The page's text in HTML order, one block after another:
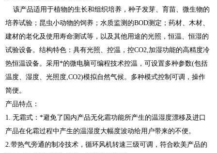
该产品适用于植物的生长和组织培养，种子发芽、育苗、微生物的
培养试验；昆虫小动物的饲养；水质监测的BOD测定；药材、木材、
建材的老化及使用寿命测试等，以及其他用途的光照，恒温、恒湿的
试验设备。结构特色：具有光照、控温，控CO2,加湿功能的高精度冷
热恒温设备。采用*的微电脑可编程技术控温，可设置多种参数(包括
温度、湿度、光照度,CO2)模拟自然气候。多种模式控制可调，操作
简便。
产品特点：
1. 无霜式：*避免了国内产品无化霜功能所产生的温湿度漂移及进口
产品在化霜过程中产生的温湿度大幅度波动给用户带来的不便。
2.带热气旁通的制冷技术，循环风机转速三级可调，符合欧美产品的